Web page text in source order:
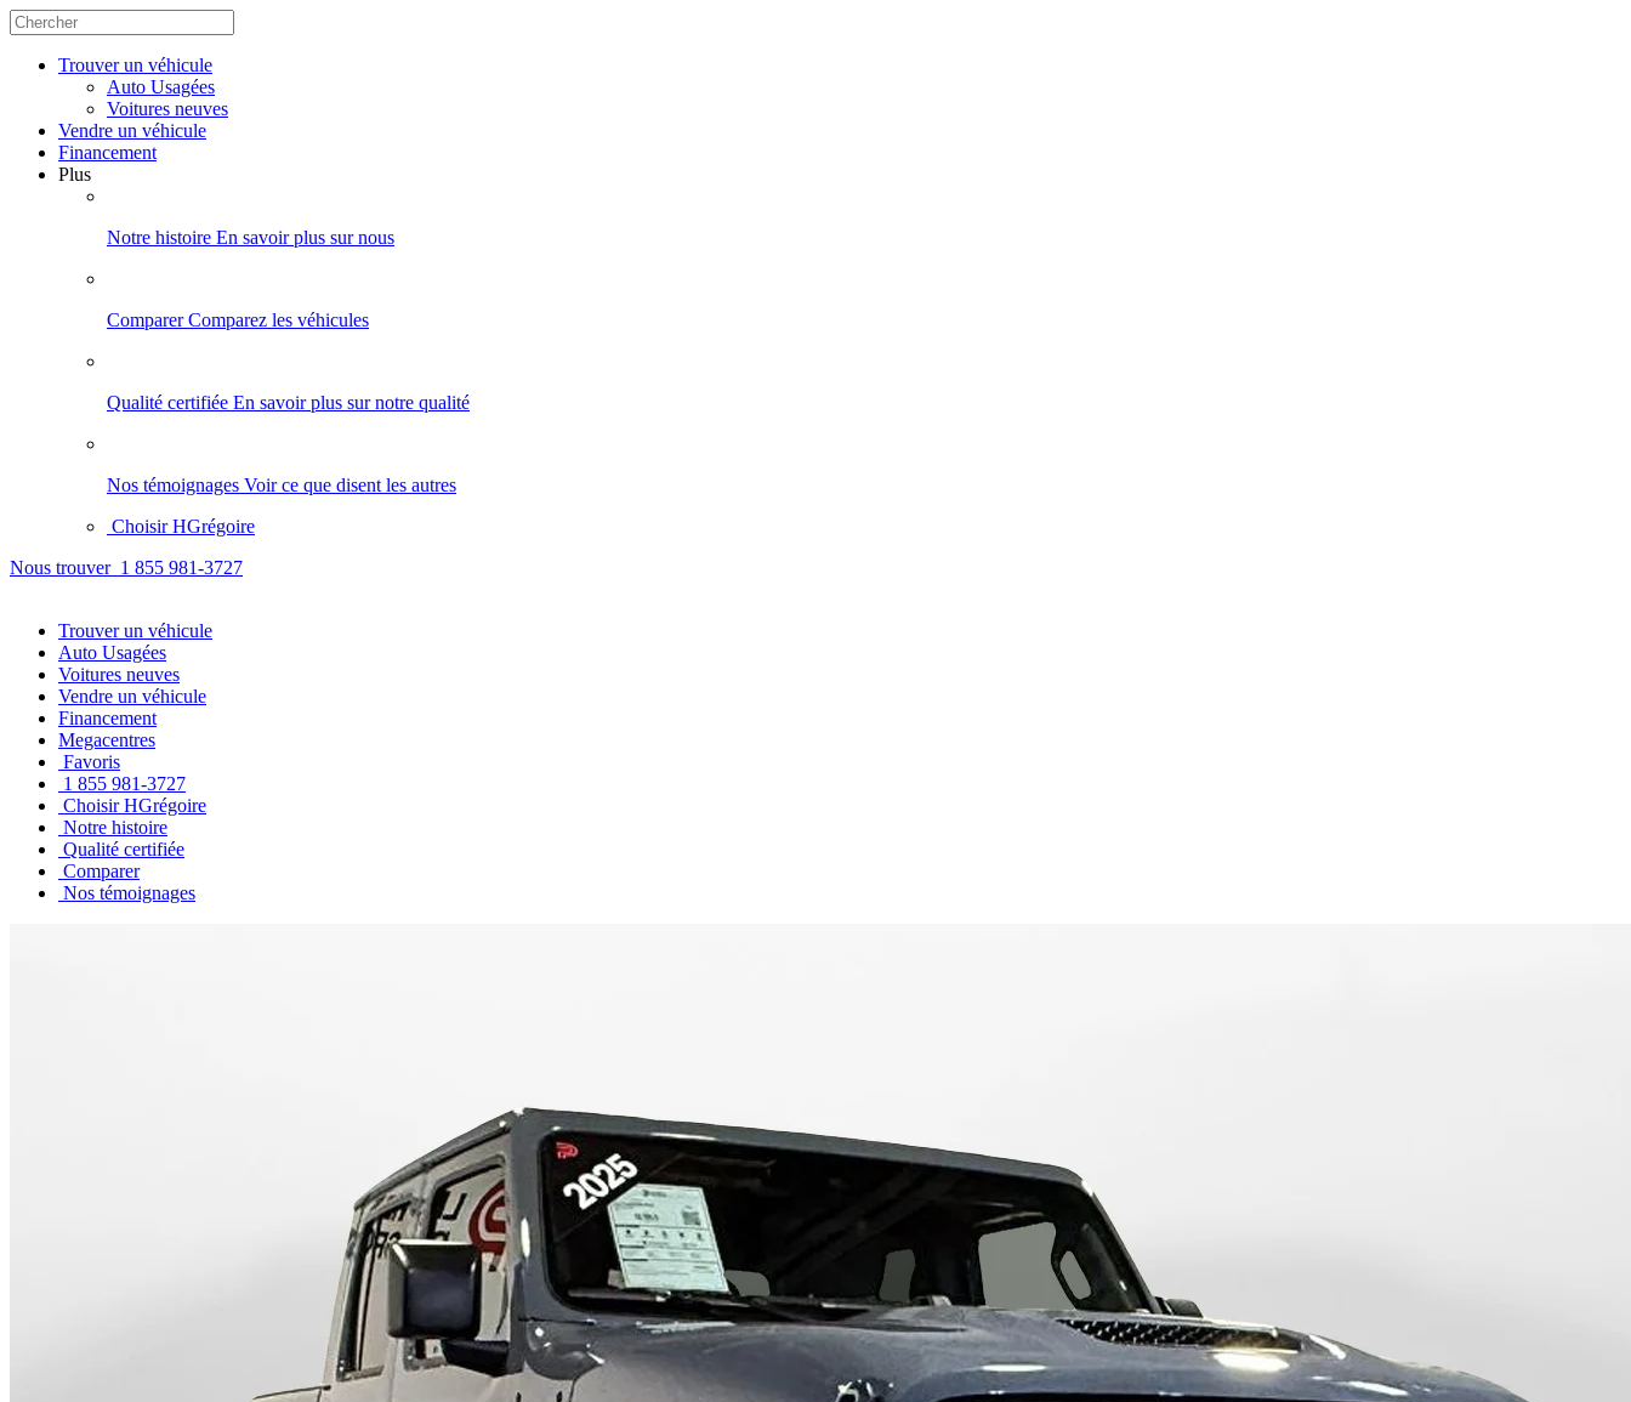
Trouverun véhicule
Auto Usagées
Voitures neuves
Vendre un véhicule
Financement
Plus
Notre histoire En savoir plus sur nous
ComparerComparez les véhicules
Qualité certifiée En savoir plus sur notre qualité
Nos témoignages Voir ce que disent les autres
Choisir HGrégoire
Nous trouver 1 855 981-3727
Trouverun véhicule
Auto Usagées
Voitures neuves
Vendre un véhicule
Financement
Megacentres
Favoris
1 855 981-3727
Choisir HGrégoire
Notre histoire
Qualité certifiée
Comparer
Nos témoignages